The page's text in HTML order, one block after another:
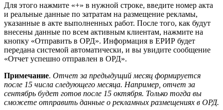
Для этого нажмите «+» в нужной строке, введите номер акта
и реальные данные по затратам на размещение рекламы,
указанные в акте выполненных работ. После того, как будут
внесены данные по всем активным клиентам, нажмите на
кнопку «Отправить в ОРД». Информация в ЕРИР будет
передана системой автоматически, и вы увидите сообщение
«Отчет успешно отправлен в ОРД».
Примечание. Отчет за предыдущий месяц формируется
после 15 числа следующего месяца. Например, отчет за
сентябрь будет готов после 15 октября. Только тогда вы
сможете отправить данные о рекламных размещениях в ОРД.